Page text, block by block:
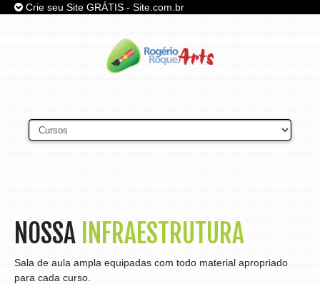
NOSSA INFRAESTRUTURA
Sala de aula ampla equipadas com todo material apropriado
para cada curso.
Crie seu Site GRÁTIS - Site.com.br
GRÁTIS
PROJETO !